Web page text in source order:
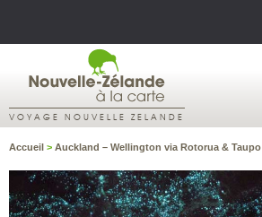
VOYAGE NOUVELLE ZELANDE
Accueil > Auckland – Wellington via Rotorua & Taupo